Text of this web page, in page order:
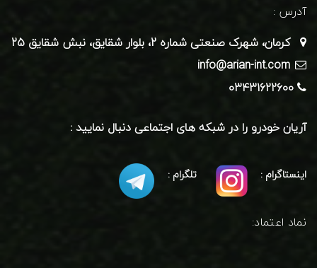
آدرس :
کرمان، شهرک صنعتی شماره 2، بلوار شقایق، نبش شقایق 25
03431622600
آریان خودرو را در شبکه های اجتماعی دنبال نمایید :
اینستاگرام : تلگرام :
نماد اعتماد: